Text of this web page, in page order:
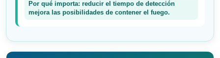
Por qué importa: reducir el tiempo de detección
mejora las posibilidades de contener el fuego.